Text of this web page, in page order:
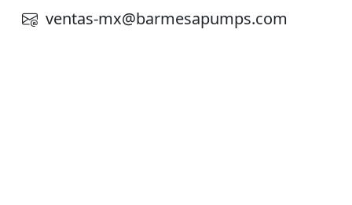
ventas-mx@barmesapumps.com